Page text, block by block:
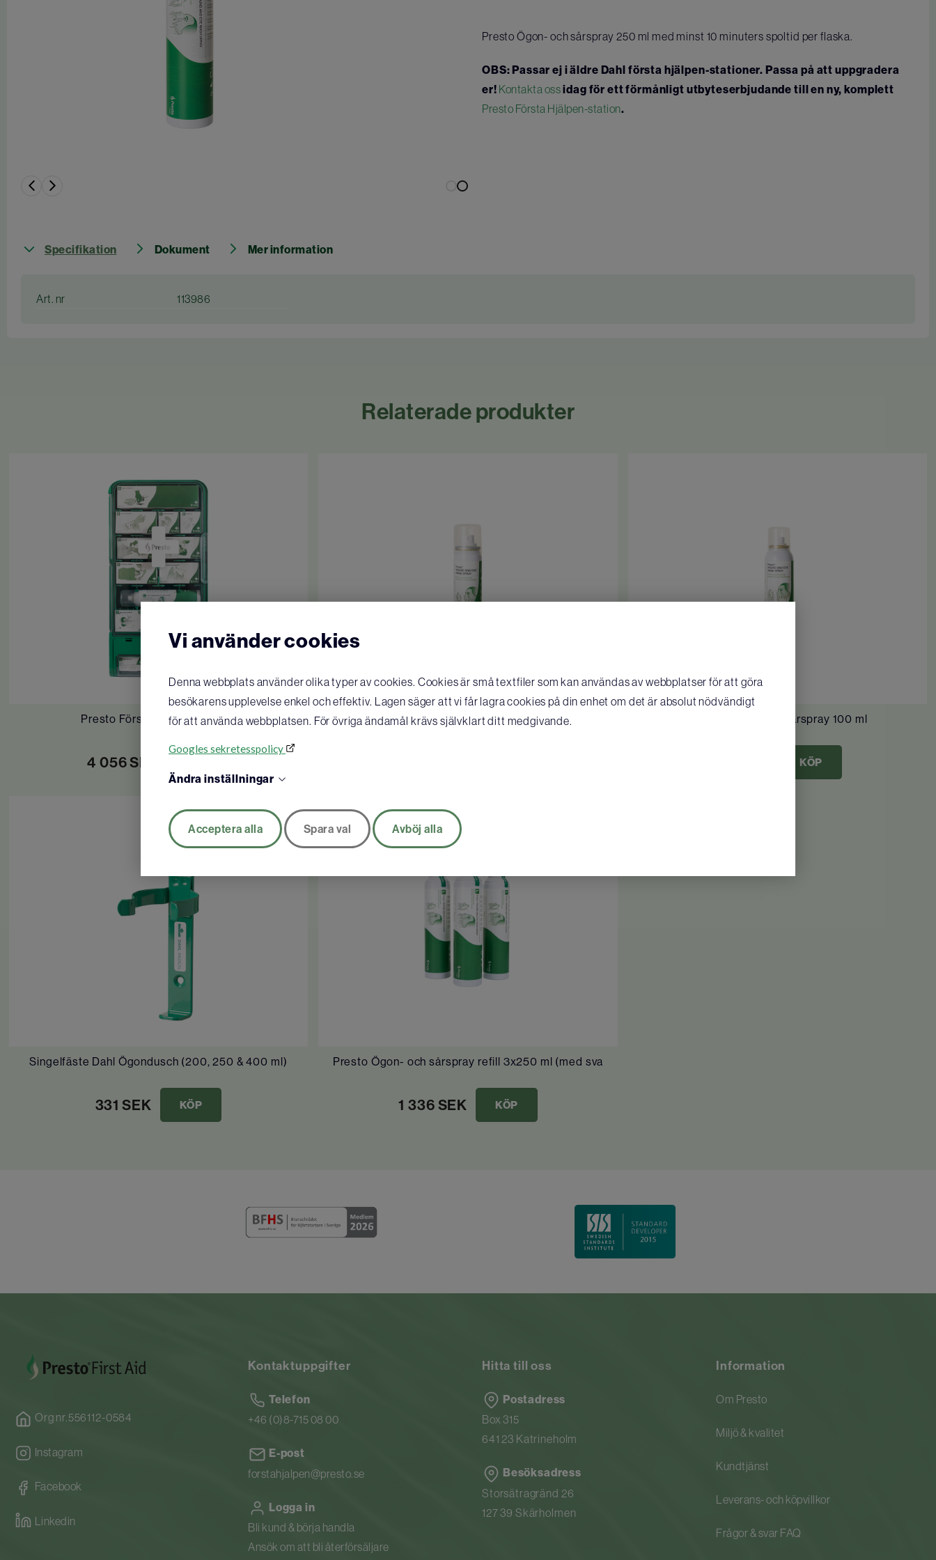
Vi använder cookies
Denna webbplats använder olika typer av cookies. Cookies är små textfiler som kan användas av webbplatser för att göra
besökarens upplevelse enkel och effektiv. Lagen säger att vi får lagra cookies på din enhet om det är absolut nödvändigt
för att använda webbplatsen. För övriga ändamål krävs självklart ditt medgivande.
Googles sekretesspolicy
Ändra inställningar
Acceptera alla Spara val Avböj alla
Presto Ögon- och sårspray 250 ml med minst 10 minuters spoltid per flaska.
OBS: Passar ej i äldre Dahl första hjälpen-stationer. Passa på att uppgradera
er! Kontakta ossidag för ett förmånligt utbyteserbjudande till en ny, komplett
Presto Första Hjälpen-station.
Specifikation
Art. nr 113986
Dokument Mer information
Relaterade produkter
Presto Första Hjälpen-station
4 056SEK
Presto Ögon- och sårspray 50 ml Presto Ögon- och sårspray 100 ml
KÖP
Singelfäste Dahl Ögondusch (200, 250 & 400 ml)
331 SEK KÖP
Presto Ögon- och sårspray refill 3x250 ml (med sva
1 336SEK KÖP
Org nr.556112-0584
Instagram
Facebook
Linkedin
Kontaktuppgifter
Telefon
+46 (0)8-715 08 00
E-post
forstahjalpen@presto.se
Logga in
Bli kund & börja handla
Ansök om att bli återförsäljare
Hitta till oss
Postadress
Box 315
641 23 Katrineholm
Besöksadress
Storsätragränd 26
127 39 Skärholmen
Information
Om Presto
Miljö & kvalitet
Kundtjänst
Leverans- och köpvillkor
Frågor & svar FAQ